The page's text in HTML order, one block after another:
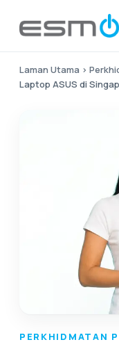
Laman Utama ›
Laptop ASUS di
PERKHIDMATAN